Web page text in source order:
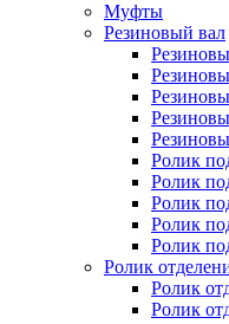
Муфты
Резиновый вал
Ролик
Ролик
Ролик
Ролик
Ролик
Ролик
Ролик
Ролик